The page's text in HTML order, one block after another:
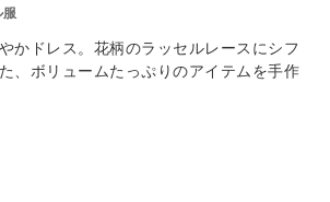
服
かドレス。花柄のラッセルレースにシフ
、ボリュームたっぷりのアイテムを手作